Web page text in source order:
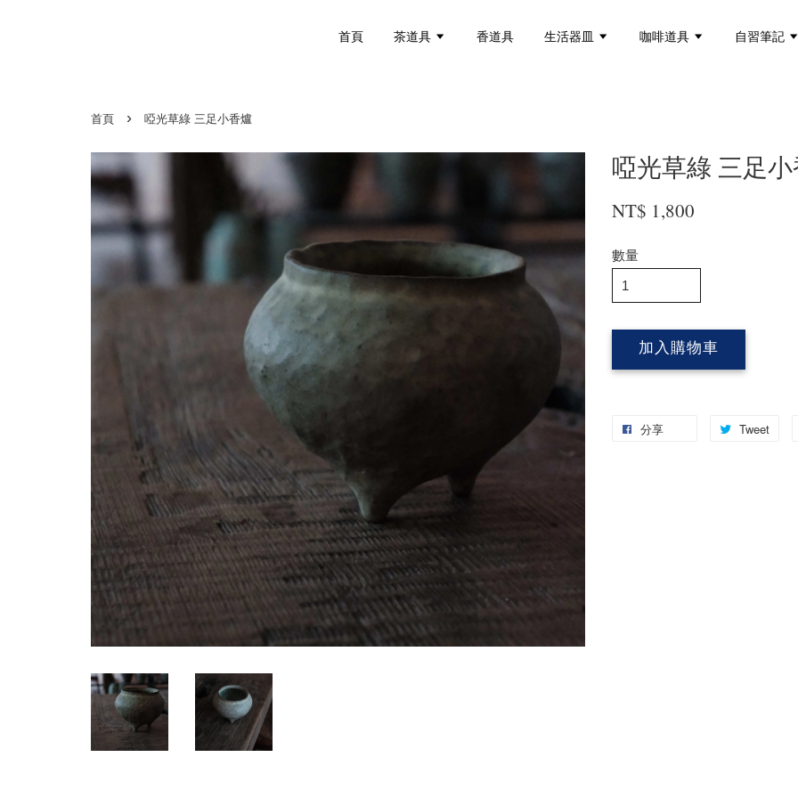
首頁 茶道具 香道具 生活器皿 咖啡道具 自習筆記
首頁 › 啞光草綠 三足小香爐
啞光草綠 三足
NT$ 1,800
數量
加入購物車
分享 Tweet